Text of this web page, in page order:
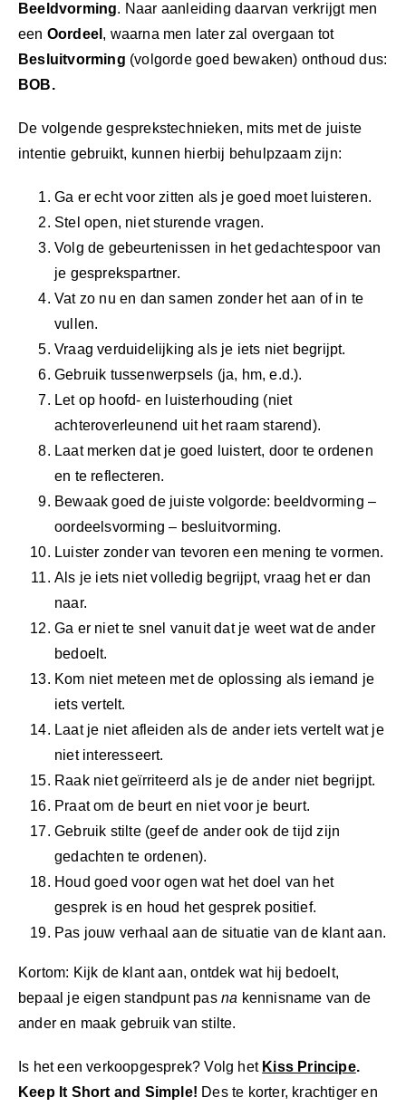
Beeldvorming. Naar aanleiding daarvan verkrijgt men
een Oordeel , waarna men later zal overgaan tot
Besluitvorming (volgorde goed bewaken) onthoud dus:
BOB.
De volgende gesprekstechnieken, mits met de juiste
intentie gebruikt, kunnen hierbij behulpzaam zijn:
Ga er echt voor zitten als je goed moet luisteren.
Stel open, niet sturende vragen.
Volg de gebeurtenissen in het gedachtespoor van
je gesprekspartner.
Vat zo nu en dan samen zonder het aan of in te
vullen.
Vraag verduidelijking als je iets niet begrijpt.
Gebruik tussenwerpsels (ja, hm, e.d.).
Let op hoofd- en luisterhouding (niet
achteroverleunend uit het raam starend).
Laat merken dat je goed luistert, door te ordenen
en te reflecteren.
Bewaak goed de juiste volgorde: beeldvorming –
oordeelsvorming – besluitvorming.
Luister zonder van tevoren een mening te vormen.
Als je iets niet volledig begrijpt, vraag het er dan
naar.
Ga er niet te snel vanuit dat je weet wat de ander
bedoelt.
Kom niet meteen met de oplossing als iemand je
iets vertelt.
Laat je niet afleiden als de ander iets vertelt wat je
niet interesseert.
Raak niet geïrriteerd als je de ander niet begrijpt.
Praat om de beurt en niet voor je beurt.
Gebruik stilte (geef de ander ook de tijd zijn
gedachten te ordenen).
Houd goed voor ogen wat het doel van het
gesprek is en houd het gesprek positief.
Pas jouw verhaal aan de situatie van de klant aan.
Kortom: Kijk de klant aan, ontdek wat hij bedoelt,
bepaal je eigen standpunt pas na kennisname van de
ander en maak gebruik van stilte.
Is het een verkoopgesprek? Volg het Kiss Principe.
Keep It Short and Simple! Des te korter, krachtiger en